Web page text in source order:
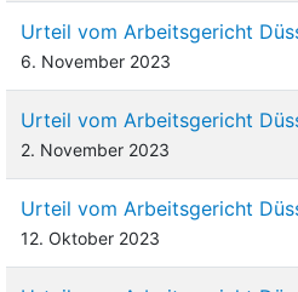
Urteil vom Arbeitsgericht
6. November 2023
Urteil vom Arbeitsgericht
2. November 2023
Urteil vom Arbeitsgericht
12. Oktober 2023